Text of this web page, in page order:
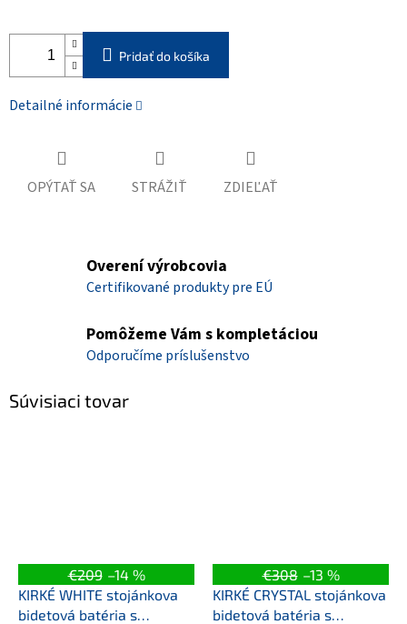
Pridať do košíka
Detailné informácie
OPÝTAŤ SA STRÁŽIŤ ZDIEĽAŤ
Overení výrobcovia
Certifikované produkty pre EÚ
Pomôžeme Vám s kompletáciou
Odporučíme príslušenstvo
Súvisiaci tovar
€209 –14 %
KIRKÉ WHITE stojánkova
bidetová batéria s
€308 –13 %
KIRKÉ CRYSTAL stojánkova
bidetová batéria s